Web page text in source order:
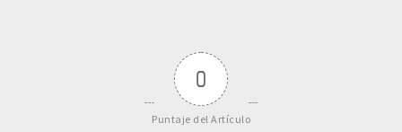
0
Puntaje del Artículo